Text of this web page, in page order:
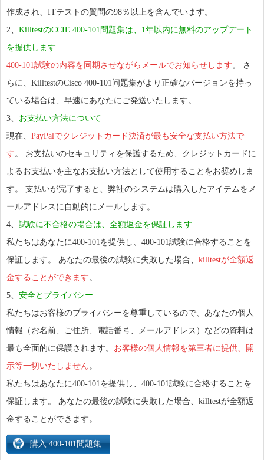
作成され、ITテストの質問の98％以上を含んでいます。
2、 KilltestのCCIE 400-101問題集は、1年以内に無料のアップデート
を提供します
400-101試験の内容を同期させながらメールでお知らせします 。 さ
らに、KilltestのCisco 400-101问题集がより正確なバージョンを持っ
ている場合は、早速にあなたにご発送いたします。
3、 お支払い方法について
現在、 PayPalでクレジットカード決済が最も安全な支払い方法で
す 。 お支払いのセキュリティを保護するため、クレジットカードに
よるお支払いを主なお支払い方法として使用することをお奨めしま
す。 支払いが完了すると、弊社のシステムは購入したアイテムをメ
ールアドレスに自動的にメールします。
4、 試験に不合格の場合は、全額返金を保証します
私たちはあなたに400-101を提供し、400-101試験に合格することを
保証します。 あなたの最後の試験に失敗した場合、 killtestが全額返
金することができます 。
5、 安全とプライバシー
私たちはお客様のプライバシーを尊重しているので、あなたの個人
情報（お名前、ご住所、電話番号、メールアドレス）などの資料は
最も全面的に保護されます。 お客様の個人情報を第三者に提供、開
示等一切いたしません 。
私たちはあなたに400-101を提供し、400-101試験に合格することを
保証します。 あなたの最後の試験に失敗した場合、killtestが全額返
金することができます。